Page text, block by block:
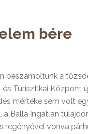
bére
beszámoltunk a
Turisztikai Központ
mértéke sem volt
a Balla Ingatlan
regényével vonva